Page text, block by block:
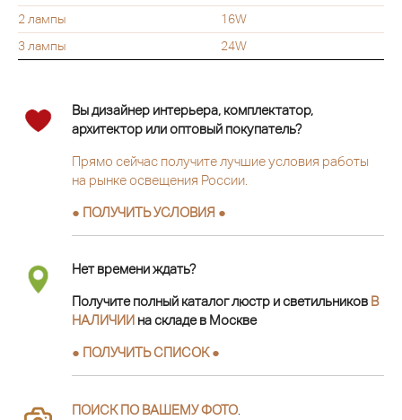
2 лампы
16W
3 лампы
24W
Вы дизайнер интерьера, комплектатор,
архитектор или оптовый покупатель?
Прямо сейчас получите лучшие условия работы
на рынке освещения России.
● ПОЛУЧИТЬ УСЛОВИЯ ●
Нет времени ждать?
Получите полный каталог люстр и светильников В
НАЛИЧИИ на складе в Москве
● ПОЛУЧИТЬ СПИСОК ●
ПОИСК ПО ВАШЕМУ ФОТО